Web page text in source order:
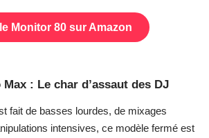
Monitor 80 sur Amazon
: Le char d’assaut des DJ
fait de basses lourdes, de mixages
intensives, ce modèle fermé est